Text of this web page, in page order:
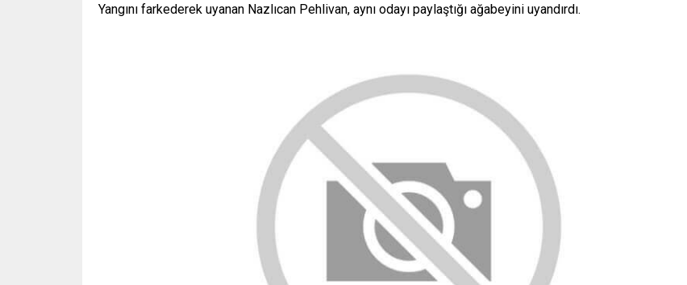
Yangını farkederek uyanan Nazlıcan Pehlivan, aynı odayı paylaştığı ağabeyini uyandırdı.